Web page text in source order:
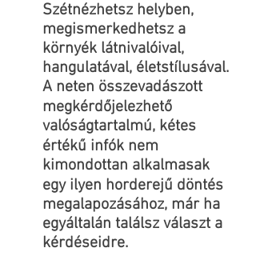
Szétnézhetsz helyben,
megismerkedhetsz a
környék látnivalóival,
hangulatával, életstílusával.
A neten összevadászott
megkérdőjelezhető
valóságtartalmú, kétes
értékű infók nem
kimondottan alkalmasak
egy ilyen horderejű döntés
megalapozásához, már ha
egyáltalán találsz választ a
kérdéseidre.